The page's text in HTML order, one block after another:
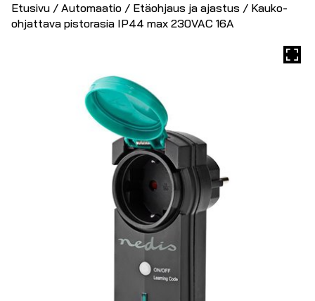
Etusivu / Automaatio / Etäohjaus ja ajastus / Kauko-
ohjattava pistorasia IP44 max 230VAC 16A